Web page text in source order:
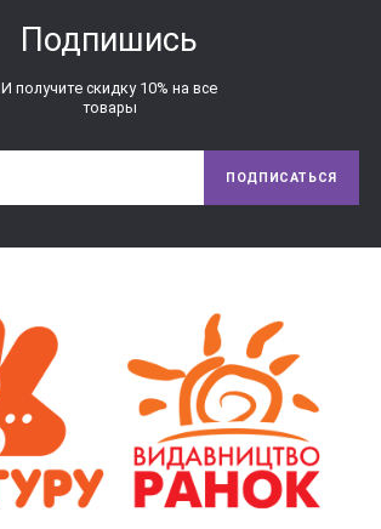
Подпишись
И получите скидку 10% на все
товары
ПОДПИСАТЬСЯ